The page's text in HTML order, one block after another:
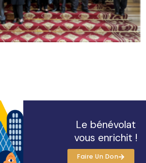
Le bénévolat
vous enrichit !
Faire Un Don